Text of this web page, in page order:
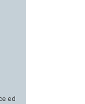
ed